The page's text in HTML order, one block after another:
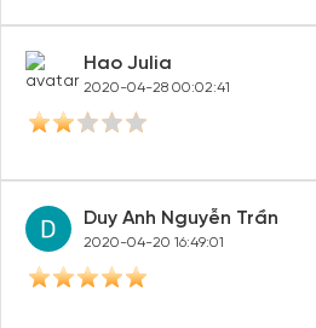
Hao Julia
2020-04-28 00:02:41
Duy Anh Nguyễn Trần
2020-04-20 16:49:01